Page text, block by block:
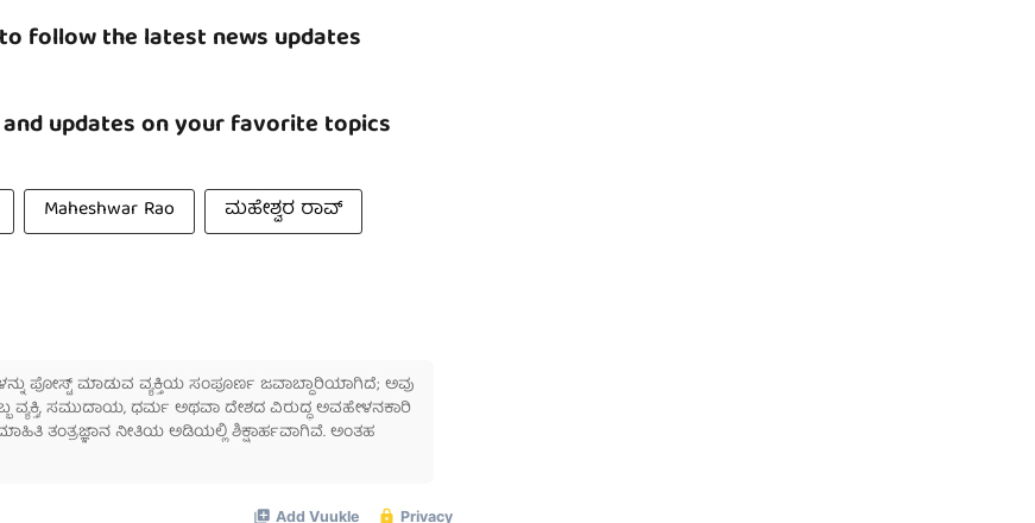
to follow the latest news updates
updates on your favorite topics
Maheshwar Rao
ಮಹೇಶ್ವರ ರಾವ್
ಪೋಸ್ಟ್ ಮಾಡುವ ವ್ಯಕ್ತಿಯ ಸಂಪೂರ್ಣ ಜವಾಬ್ದಾರಿಯಾಗಿದೆ; ಅವು
ವ್ಯಕ್ತಿ, ಸಮುದಾಯ, ಧರ್ಮ ಅಥವಾ ದೇಶದ ವಿರುದ್ಧ ಅವಹೇಳನಕಾರಿ
ತಂತ್ರಜ್ಞಾನ ನೀತಿಯ ಅಡಿಯಲ್ಲಿ ಶಿಕ್ಷಾರ್ಹವಾಗಿವೆ. ಅಂತಹ